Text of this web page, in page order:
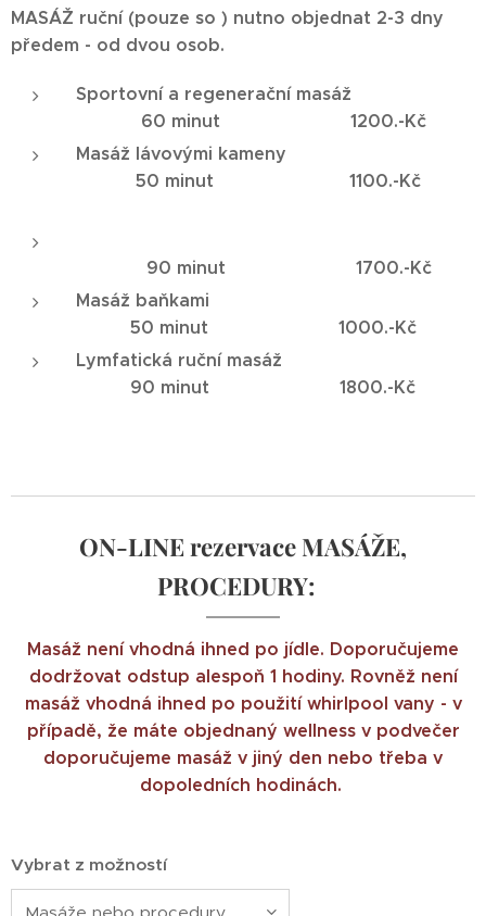
MASÁŽ ruční (pouze so ) nutno objednat 2-3 dny
předem - od dvou osob.
Sportovní a regenerační masáž
60 minut 1200.-Kč
Masáž lávovými kameny
50 minut 1100.-Kč
90 minut 1700.-Kč
Masáž baňkami
50 minut 1000.-Kč
Lymfatická ruční masáž
90 minut 1800.-Kč
ON-LINE rezervace MASÁŽE,
PROCEDURY:
Masáž není vhodná ihned po jídle. Doporučujeme
dodržovat odstup alespoň 1 hodiny. Rovněž není
masáž vhodná ihned po použití whirlpool vany - v
případě, že máte objednaný wellness v podvečer
doporučujeme masáž v jiný den nebo třeba v
dopoledních hodinách.
Vybrat z možností